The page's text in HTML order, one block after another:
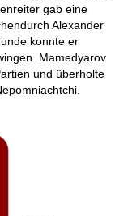
gab eine
Alexander
konnte er
Mamedyarov
und überholte